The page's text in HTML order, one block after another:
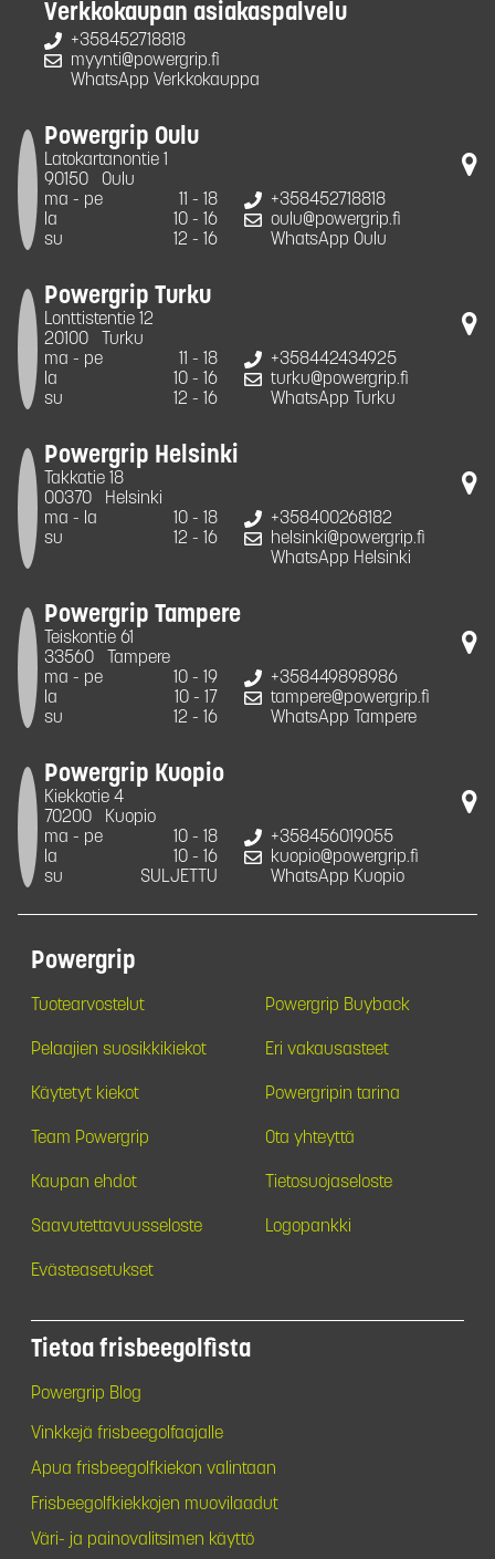
Verkkokaupan asiakaspalvelu
+358452718818
myynti@powergrip.fi
WhatsApp Verkkokauppa
Powergrip Oulu
Latokartanontie 1
90150
Oulu
ma - pe
11 - 18
la
10 - 16
su
12 - 16
+358452718818
oulu@powergrip.fi
WhatsApp Oulu
Powergrip Turku
Lonttistentie 12
20100
Turku
ma - pe
11 - 18
la
10 - 16
su
12 - 16
+358442434925
turku@powergrip.fi
WhatsApp Turku
Powergrip Helsinki
Takkatie 18
00370
Helsinki
ma - la
10 - 18
su
12 - 16
+358400268182
helsinki@powergrip.fi
WhatsApp Helsinki
Powergrip Tampere
Teiskontie 61
33560
Tampere
ma - pe
10 - 19
la
10 - 17
su
12 - 16
+358449898986
tampere@powergrip.fi
WhatsApp Tampere
Powergrip Kuopio
Kiekkotie 4
70200
Kuopio
ma - pe
10 - 18
la
10 - 16
su
SULJETTU
+358456019055
kuopio@powergrip.fi
WhatsApp Kuopio
Powergrip
Tuotearvostelut Powergrip Buyback
Pelaajien suosikkikiekot Eri vakausasteet
Käytetyt kiekot Powergripin tarina
Team Powergrip Ota yhteyttä
Kaupan ehdot Tietosuojaseloste
Saavutettavuusseloste Logopankki
Evästeasetukset
Tietoa frisbeegolfista
Powergrip Blog
Vinkkejä frisbeegolfaajalle
Apua frisbeegolfkiekon valintaan
Frisbeegolfkiekkojen muovilaadut
Väri- ja painovalitsimen käyttö